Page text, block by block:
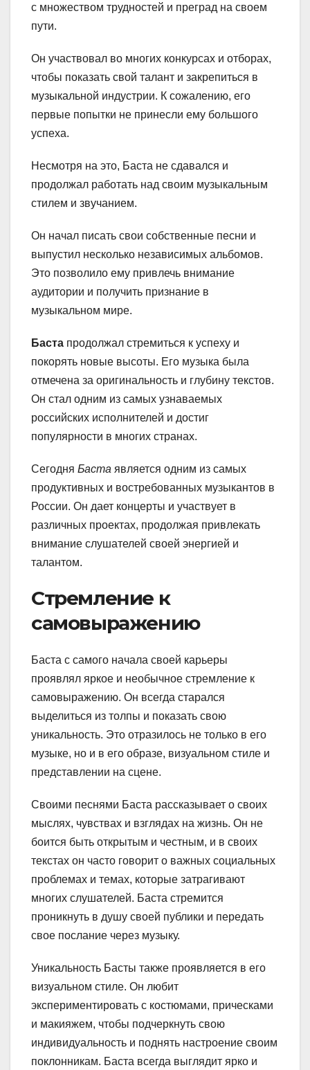
с множеством трудностей и преград на своем
пути.
Он участвовал во многих конкурсах и отборах,
чтобы показать свой талант и закрепиться в
музыкальной индустрии. К сожалению, его
первые попытки не принесли ему большого
успеха.
Несмотря на это, Баста не сдавался и
продолжал работать над своим музыкальным
стилем и звучанием.
Он начал писать свои собственные песни и
выпустил несколько независимых альбомов.
Это позволило ему привлечь внимание
аудитории и получить признание в
музыкальном мире.
Баста продолжал стремиться к успеху и
покорять новые высоты. Его музыка была
отмечена за оригинальность и глубину текстов.
Он стал одним из самых узнаваемых
российских исполнителей и достиг
популярности в многих странах.
Сегодня Баста является одним из самых
продуктивных и востребованных музыкантов в
России. Он дает концерты и участвует в
различных проектах, продолжая привлекать
внимание слушателей своей энергией и
талантом.
Стремление к
самовыражению
Баста с самого начала своей карьеры
проявлял яркое и необычное стремление к
самовыражению. Он всегда старался
выделиться из толпы и показать свою
уникальность. Это отразилось не только в его
музыке, но и в его образе, визуальном стиле и
представлении на сцене.
Своими песнями Баста рассказывает о своих
мыслях, чувствах и взглядах на жизнь. Он не
боится быть открытым и честным, и в своих
текстах он часто говорит о важных социальных
проблемах и темах, которые затрагивают
многих слушателей. Баста стремится
проникнуть в душу своей публики и передать
свое послание через музыку.
Уникальность Басты также проявляется в его
визуальном стиле. Он любит
экспериментировать с костюмами, прическами
и макияжем, чтобы подчеркнуть свою
индивидуальность и поднять настроение своим
поклонникам. Баста всегда выглядит ярко и